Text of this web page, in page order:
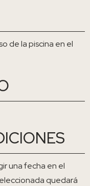
de la piscina en el
una fecha en el
quedará